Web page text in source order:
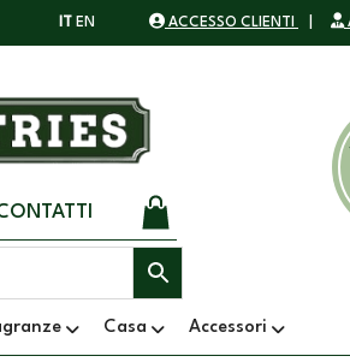
IT EN ACCESSO CLIENTI
Casa Accessori